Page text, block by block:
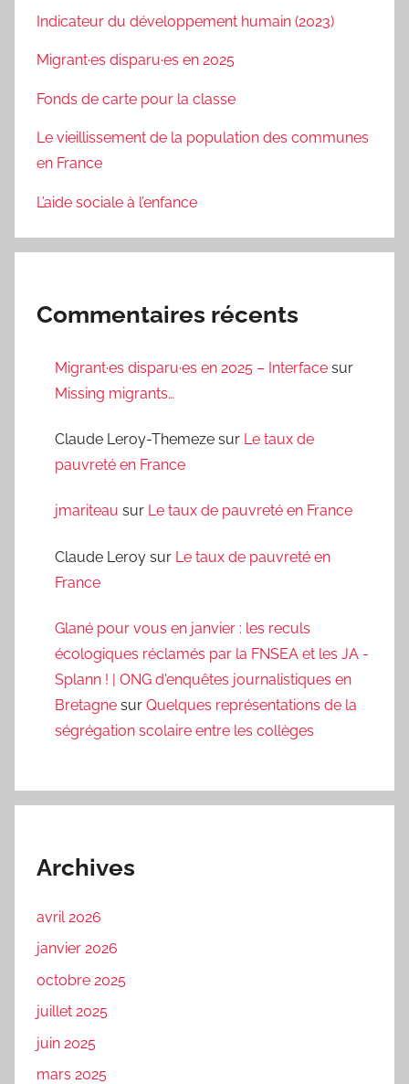
Indicateur du développement humain (2023)
Migrant·es disparu·es en 2025
Fonds de carte pour la classe
Le vieillissement de la population des communes
en France
L’aide sociale à l’enfance
Commentaires récents
Migrant·es disparu·es en 2025 – Interface sur
Missing migrants…
Claude Leroy-Themeze sur Le taux de
pauvreté en France
jmariteau sur Le taux de pauvreté en France
Claude Leroy sur Le taux de pauvreté en
France
Glané pour vous en janvier : les reculs
écologiques réclamés par la FNSEA et les JA -
Splann ! | ONG d'enquêtes journalistiques en
Bretagne sur Quelques représentations de la
ségrégation scolaire entre les collèges
Archives
avril 2026
janvier 2026
octobre 2025
juillet 2025
juin 2025
mars 2025